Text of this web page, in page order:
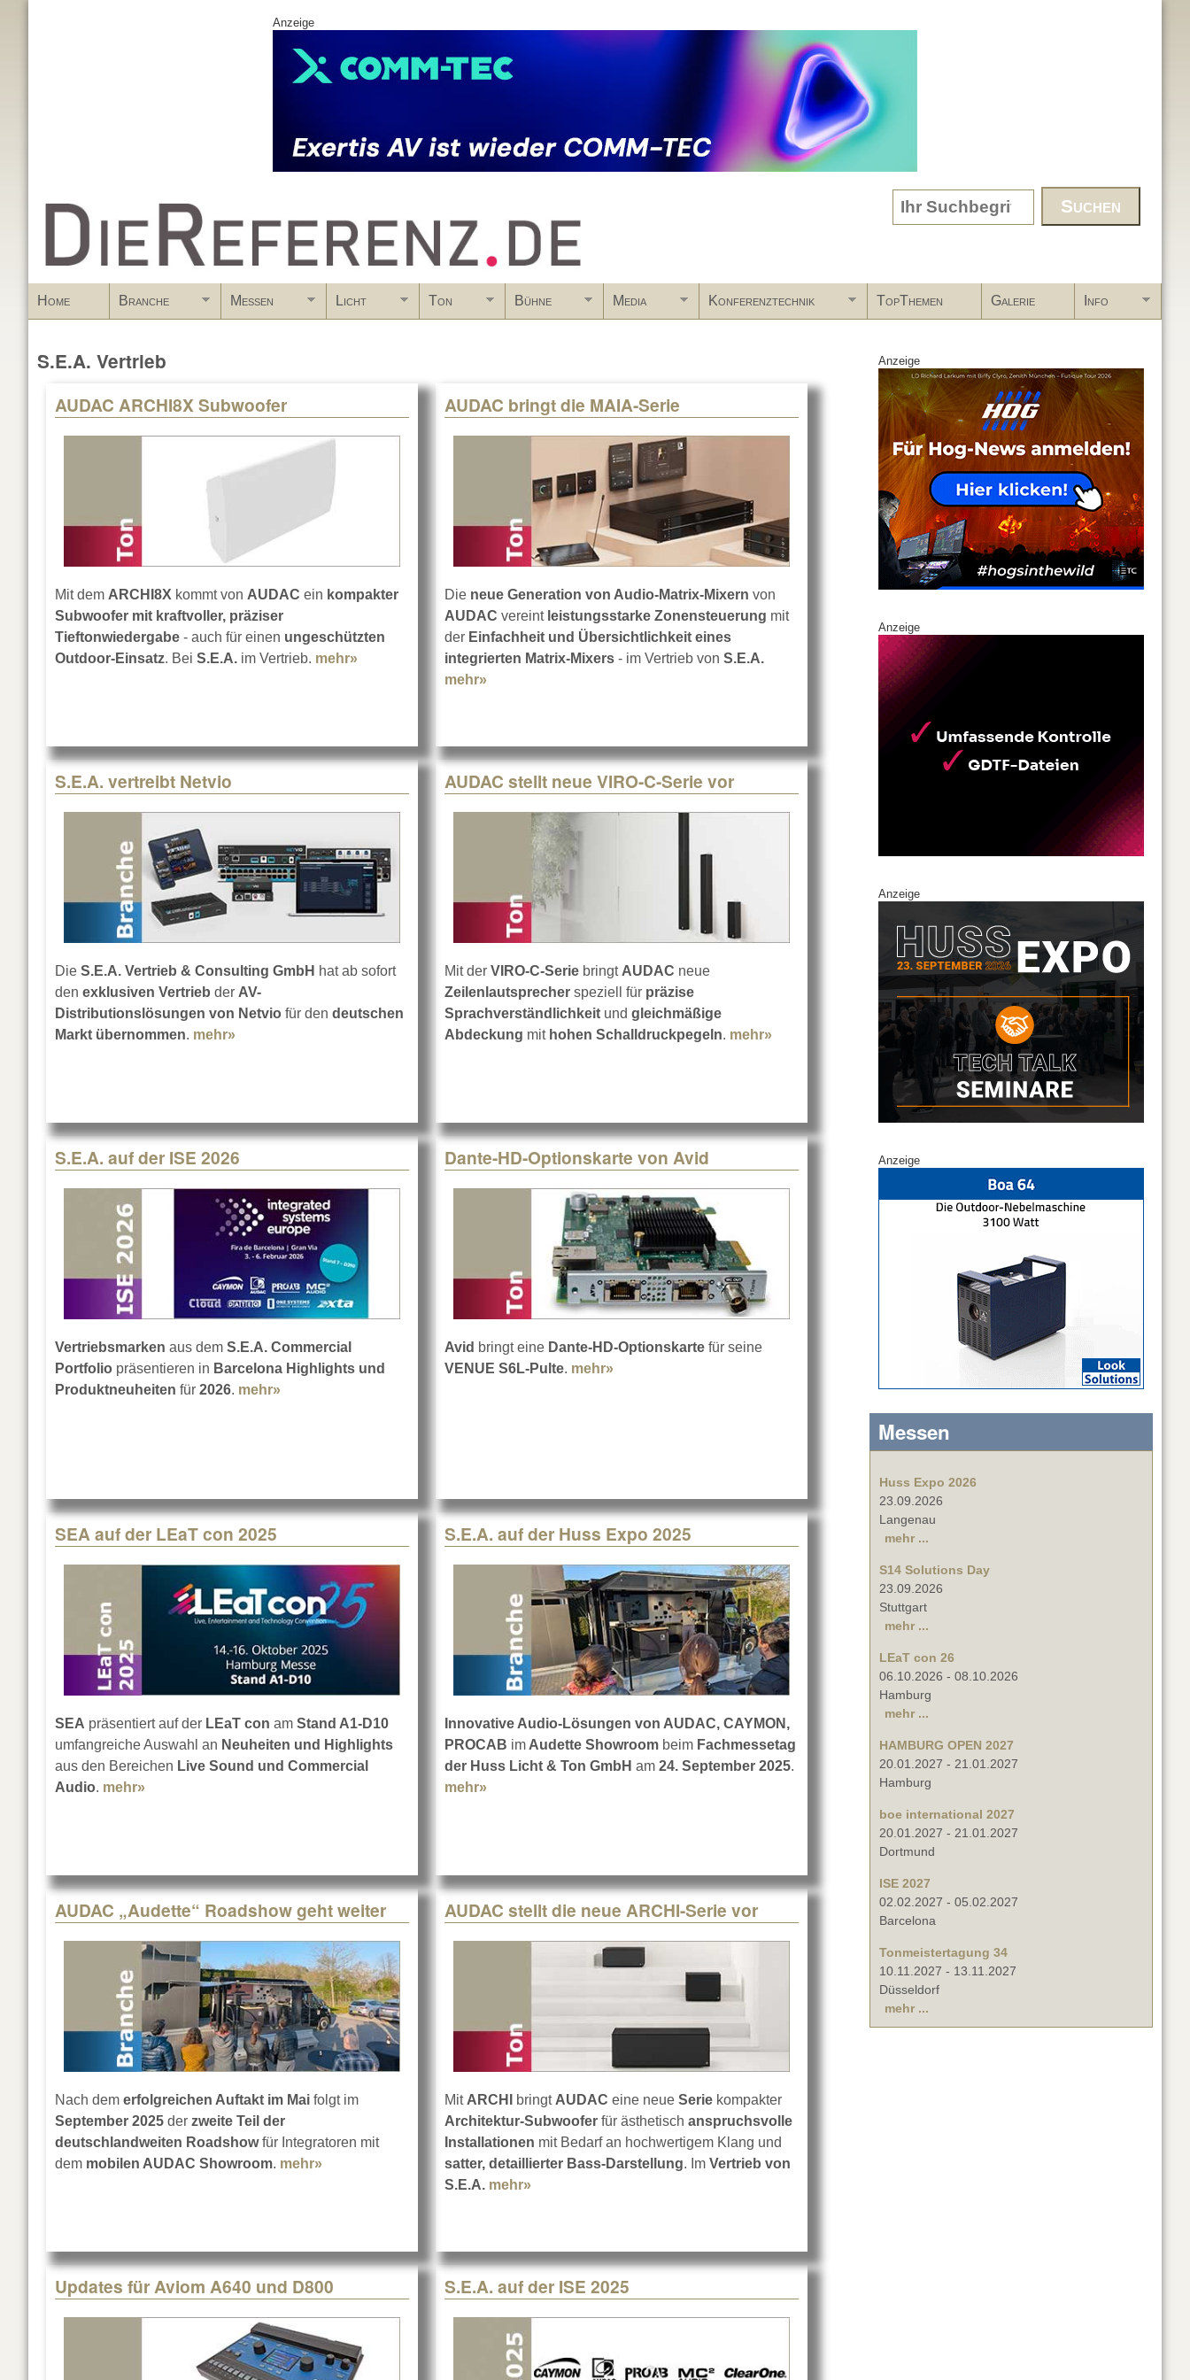
Anzeige
www.DieReferenz.de Search form
Home Branche Messen Licht Ton Bühne Media Konferenztechnik TopThemen Galerie Info
S.E.A. Vertrieb
AUDAC ARCHI8X Subwoofer
Mit dem ARCHI8X kommt von AUDAC ein kompakter
Subwoofer mit kraftvoller, präziser
Tieftonwiedergabe - auch für einen ungeschützten
Outdoor-Einsatz. Bei S.E.A. im Vertrieb. mehr» about AUDAC ARCHI8X Subwoofer
AUDAC bringt die MAIA-Serie
Die neue Generation von Audio-Matrix-Mixern von
AUDAC vereintleistungsstarke Zonensteuerung mit
der Einfachheit und Übersichtlichkeit eines
integrierten Matrix-Mixers - im Vertrieb von S.E.A.
mehr»
S.E.A. vertreibt Netvio
Die S.E.A. Vertrieb & Consulting GmbH hat ab sofort
den exklusiven Vertrieb der AV-
Distributionslösungen von Netvio für den deutschen
Markt übernommen. mehr»
AUDAC stellt neue VIRO-C-Serie vor
Mit der VIRO-C-Serie bringt AUDAC neue
Zeilenlautsprecher speziell für präzise
Sprachverständlichkeit und gleichmäßige
Abdeckung mit hohen Schalldruckpegeln. mehr» about AUDAC stellt neue VIRO-C-Serie vor
S.E.A. auf der ISE 2026
Vertriebsmarken aus dem S.E.A. Commercial
Portfolio präsentieren in Barcelona Highlights und
Produktneuheiten für 2026. mehr»
Dante-HD-Optionskarte von Avid
Avid bringt eine Dante-HD-Optionskarte für seine
VENUE S6L-Pulte. mehr»
SEA auf der LEaT con 2025
SEA präsentiert auf der LEaT con am Stand A1-D10
umfangreiche Auswahl an Neuheiten und Highlights
aus den Bereichen Live Sound und Commercial
Audio. mehr»
S.E.A. auf der Huss Expo 2025
Innovative Audio-Lösungen von AUDAC, CAYMON,
PROCAB im Audette Showroom beim Fachmessetag
der Huss Licht & Ton GmbH am 24. September 2025.
mehr»
AUDAC „Audette“ Roadshow geht weiter
Nach dem erfolgreichen Auftakt im Mai folgt im
September 2025 der zweite Teil der
deutschlandweiten Roadshowfür Integratoren mit
dem mobilen AUDAC Showroom. mehr» about AUDAC „Audette“ Roadshow geht weiter
AUDAC stellt die neue ARCHI-Serie vor
Mit ARCHI bringt AUDAC eine neue Serie kompakter
Architektur-Subwoofer für ästhetisch anspruchsvolle
Installationen mit Bedarf an hochwertigem Klang und
satter, detaillierter Bass-Darstellung. Im Vertrieb von
S.E.A. mehr»
Updates für Aviom A640 und D800 S.E.A. auf der ISE 2025
Pages
Anzeige
Anzeige
Anzeige
Anzeige
Messen
Huss Expo 2026
23.09.2026
Langenau
mehr ...
S14 Solutions Day
23.09.2026
Stuttgart
mehr ...
LEaT con 26
06.10.2026 - 08.10.2026
Hamburg
mehr ...
HAMBURG OPEN 2027
20.01.2027 - 21.01.2027
Hamburg
boe international 2027
20.01.2027 - 21.01.2027
Dortmund
ISE 2027
02.02.2027 - 05.02.2027
Barcelona
Tonmeistertagung 34
10.11.2027 - 13.11.2027
Düsseldorf
mehr ...